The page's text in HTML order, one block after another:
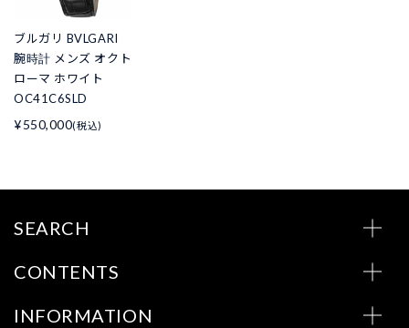
ブルガリ BVLGARI
腕時計 メンズ オクト
ローマ ホワイト
OC41C6SLD
¥550,000(税込)
SEARCH
CONTENTS
INFORMATION